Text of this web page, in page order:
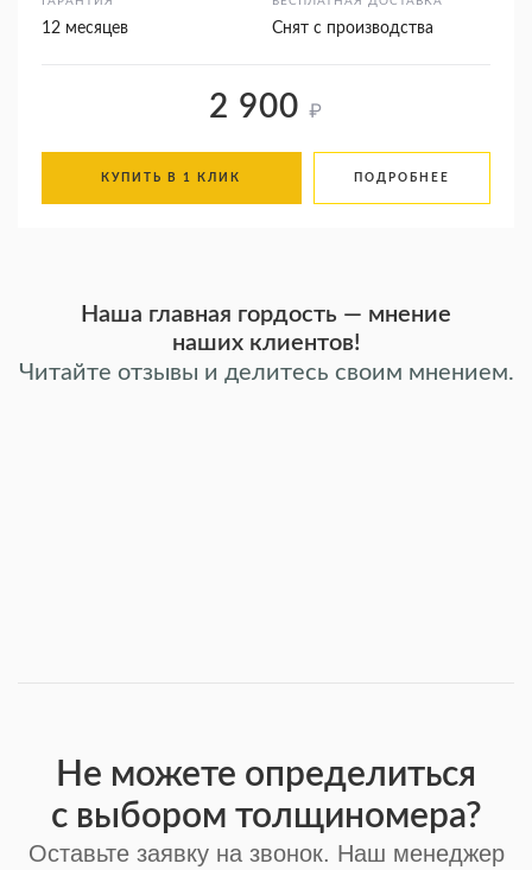
12 месяцев Снят с производства
2 900 ₽
КУПИТЬ В 1 КЛИК ПОДРОБНЕЕ
Наша главная гордость — мнение
наших клиентов!
Читайте отзывы и делитесь своим мнением.
Не можете определиться
с выбором толщиномера?
Оставьте заявку на звонок. Наш менеджер